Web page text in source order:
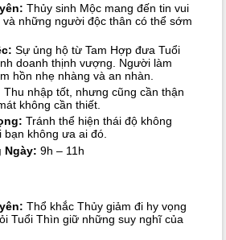
Thủy sinh Mộc mang đến tin vui
những người độc thân có thể sớm
Sự ủng hộ từ Tam Hợp đưa Tuổi
doanh thịnh vượng. Người làm
hồn nhẹ nhàng và an nhàn.
Thu nhập tốt, nhưng cũng cần thận
không cần thiết.
Tránh thể hiện thái độ không
bạn không ưa ai đó.
Ngày: 9h – 11h
Thổ khắc Thủy giảm đi hy vọng
Tuổi Thìn giữ những suy nghĩ của